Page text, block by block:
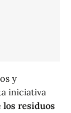
y
iniciativa
los residuos